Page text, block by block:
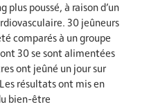
plus poussé, à raison d’un
30 jeûneurs
comparés à un groupe
30 se sont alimentées
ont jeûné un jour sur
résultats ont mis en
bien-être